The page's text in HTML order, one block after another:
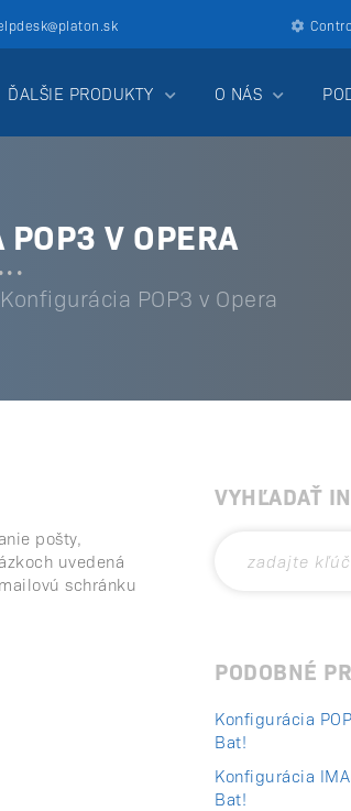
ĎALŠIE PRODUKTY O NÁS
V OPERA
Konfigurácia POP3 v Opera
pošty,
uvedená
schránku
VYHĽADAŤ
PODOBNÉ
Konfigurácia
Bat!
Konfigurácia
Bat!